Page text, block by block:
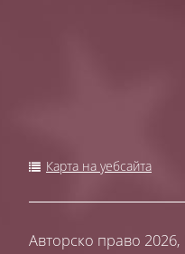
Карта на уебсайта
Авторско право 2026,